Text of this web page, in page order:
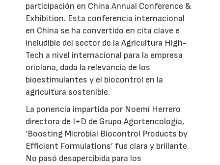
participación en China Annual Conference &
Exhibition. Esta conferencia internacional
en China se ha convertido en cita clave e
ineludible del sector de la Agricultura High-
Tech a nivel internacional para la empresa
oriolana, dada la relevancia de los
bioestimulantes y el biocontrol en la
agricultura sostenible.
La ponencia impartida por Noemí Herrero
directora de I+D de Grupo Agortencología,
‘Boosting Microbial Biocontrol Products by
Efficient Formulations’ fue clara y brillante.
No pasó desapercibida para los